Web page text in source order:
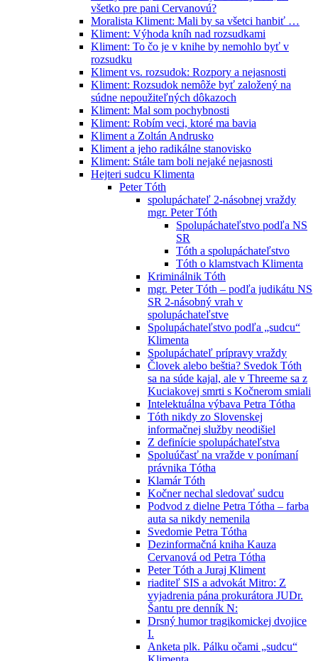
všetko pre pani Cervanovú?
Moralista Kliment: Mali by sa všetci hanbiť …
Kliment: Výhoda kníh nad rozsudkami
Kliment: To čo je v knihe by nemohlo byť v
rozsudku
Kliment vs. rozsudok: Rozpory a nejasnosti
Kliment: Rozsudok nemôže byť založený na
súdne nepoužiteľných dôkazoch
Kliment: Mal som pochybnosti
Kliment: Robím veci, ktoré ma bavia
Kliment a Zoltán Andrusko
Kliment a jeho radikálne stanovisko
Kliment: Stále tam boli nejaké nejasnosti
Hejteri sudcu Klimenta
Peter Tóth
spolupáchateľ 2-násobnej vraždy
mgr. Peter Tóth
Spolupáchateľstvo podľa NS
SR
Tóth a spolupáchateľstvo
Tóth o klamstvach Klimenta
Kriminálnik Tóth
mgr. Peter Tóth – podľa judikátu NS
SR 2-násobný vrah v
spolupáchateľstve
Spolupáchateľstvo podľa „sudcu“
Klimenta
Spolupáchateľ prípravy vraždy
Človek alebo beštia? Svedok Tóth
sa na súde kajal, ale v Threeme sa z
Kuciakovej smrti s Kočnerom smiali
Intelektuálna výbava Petra Tótha
Tóth nikdy zo Slovenskej
informačnej služby neodišiel
Z definície spolupáchateľstva
Spoluúčasť na vražde v ponímaní
právnika Tótha
Klamár Tóth
Kočner nechal sledovať sudcu
Podvod z dielne Petra Tótha – farba
auta sa nikdy nemenila
Svedomie Petra Tótha
Dezinformačná kniha Kauza
Cervanová od Petra Tótha
Peter Tóth a Juraj Kliment
riaditeľ SIS a advokát Mitro: Z
vyjadrenia pána prokurátora JUDr.
Šantu pre denník N:
Drsný humor tragikomickej dvojice
I.
Anketa plk. Pálku očami „sudcu“